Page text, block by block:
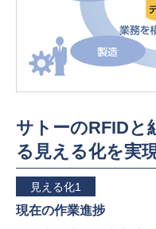
サトーのRFIDと
る見える化を実
見える化1
現在の作業進捗